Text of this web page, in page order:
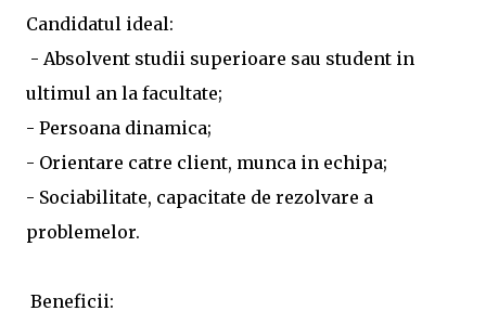
Candidatul ideal:
- Absolvent studii superioare sau student in
ultimul an la facultate;
- Persoana dinamica;
- Orientare catre client, munca in echipa;
- Sociabilitate, capacitate de rezolvare a
problemelor.
Beneficii: